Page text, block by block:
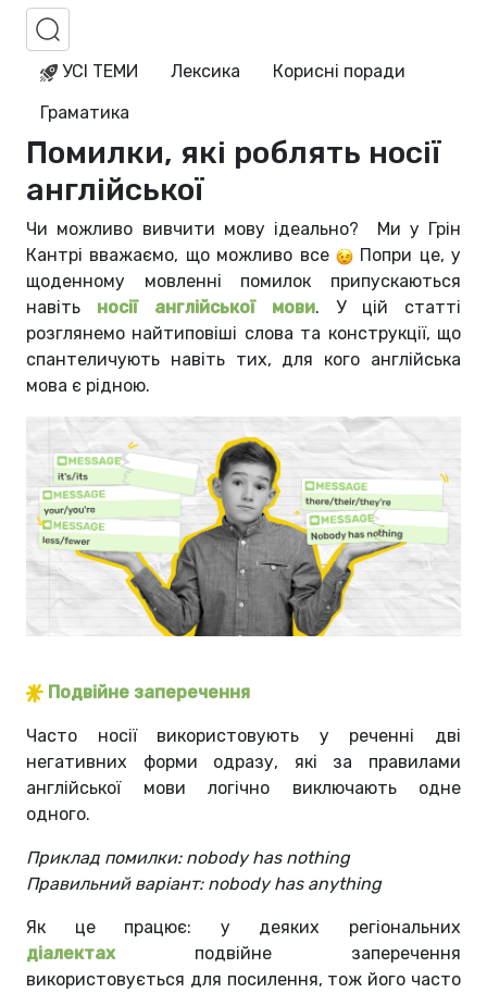
УСІ ТЕМИ Лексика
Корисні поради
Граматика
Помилки, які роблять носії
англійської
Чи можливо вивчити мову ідеально?
Ми у Грін
Кантрі вважаємо, що можливо все
Попри це, у
щоденному мовленні помилок припускаються
навіть носії англійської мови. У цій статті
розглянемо найтиповіші слова та конструкції, що
спантеличують навіть тих, для кого англійська
мова є рідною.
Подвійне заперечення
Часто носії використовують у реченні дві
негативних форми одразу, які за правилами
англійської мови логічно виключають одне
одного.
Приклад помилки: nobody has nothing
Правильний варіант: nobody has anything
Як це працює: у деяких регіональних
діалектахподвійне заперечення
використовується для посилення, тож його часто